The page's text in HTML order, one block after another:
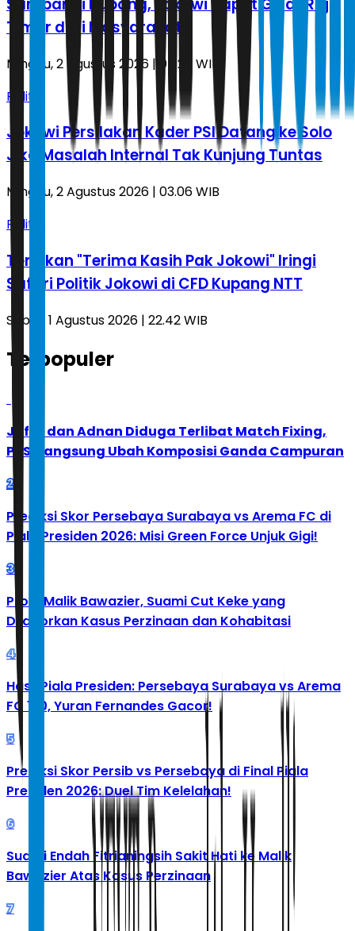
Sambangi Kupang, Jokowi Dapat Gelar Raja
Timor dari Masyarakat
Minggu, 2 Agustus 2026 | 05.26 WIB
Politik
Jokowi Persilakan Kader PSI Datang ke Solo
Jika Masalah Internal Tak Kunjung Tuntas
Minggu, 2 Agustus 2026 | 03.06 WIB
Politik
Teriakan "Terima Kasih Pak Jokowi" Iringi
Safari Politik Jokowi di CFD Kupang NTT
Sabtu, 1 Agustus 2026 | 22.42 WIB
Terpopuler
Jafar dan Adnan Diduga Terlibat Match Fixing,
PBSI Langsung Ubah Komposisi Ganda Campuran
2
Prediksi Skor Persebaya Surabaya vs Arema FC di
Piala Presiden 2026: Misi Green Force Unjuk Gigi!
3
Profil Malik Bawazier, Suami Cut Keke yang
Dilaporkan Kasus Perzinaan dan Kohabitasi
4
Hasil Piala Presiden: Persebaya Surabaya vs Arema
FC 1-0, Yuran Fernandes Gacor!
5
Prediksi Skor Persib vs Persebaya di Final Piala
Presiden 2026: Duel Tim Kelelahan!
6
Suami Endah Fitrianingsih Sakit Hati ke Malik
Bawazier Atas Kasus Perzinaan
7